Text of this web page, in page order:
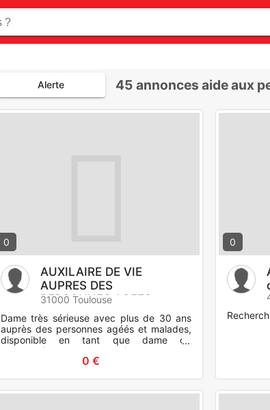
Alerte 45 annonces aide aux
0
AUXILAIRE DE VIE
AUPRES DES
PERSONNES AGEES
31000 Toulouse
Dame très sérieuse avec plus de 30 ans
auprès des personnes agéés et malades,
disponible en tant que dame de
compagnie, ou garde de nuits.
0 €
0